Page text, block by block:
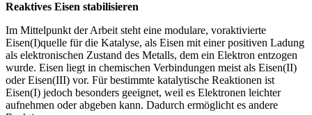
Reaktives Eisen stabilisieren
Im Mittelpunkt der Arbeit steht eine modulare, voraktivierte
Eisen(I)quelle für die Katalyse, als Eisen mit einer positiven Ladung
als elektronischen Zustand des Metalls, dem ein Elektron entzogen
wurde. Eisen liegt in chemischen Verbindungen meist als Eisen(II)
oder Eisen(III) vor. Für bestimmte katalytische Reaktionen ist
Eisen(I) jedoch besonders geeignet, weil es Elektronen leichter
aufnehmen oder abgeben kann. Dadurch ermöglicht es andere